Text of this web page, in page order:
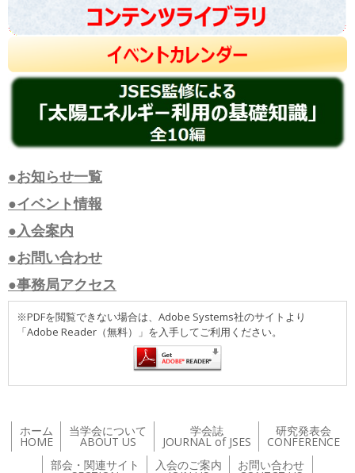
●お知らせ一覧
●イベント情報
●入会案内
●お問い合わせ
●事務局アクセス
※PDFを閲覧できない場合は、Adobe Systems社のサイトより
「Adobe Reader（無料）」を入手してご利用ください。
ホーム
HOME
当学会について
ABOUT US
学会誌
JOURNAL of JSES
研究発表会
CONFERENCE
部会・関連サイト
入会のご案内 お問い合わせ